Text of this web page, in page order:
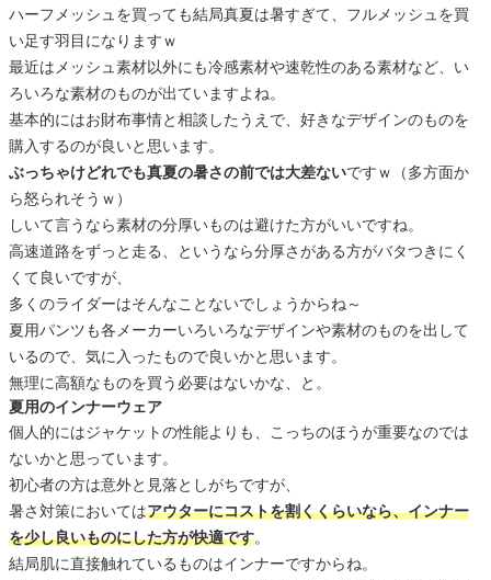
ハーフメッシュを買っても結局真夏は暑すぎて、フルメッシュを買
い足す羽目になりますｗ
最近はメッシュ素材以外にも冷感素材や速乾性のある素材など、い
ろいろな素材のものが出ていますよね。
基本的にはお財布事情と相談したうえで、好きなデザインのものを
購入するのが良いと思います。
ぶっちゃけどれでも真夏の暑さの前では大差ないですｗ（多方面か
ら怒られそうｗ）
しいて言うなら素材の分厚いものは避けた方がいいですね。
高速道路をずっと走る、というなら分厚さがある方がバタつきにく
くて良いですが、
多くのライダーはそんなことないでしょうからね～
夏用パンツも各メーカーいろいろなデザインや素材のものを出して
いるので、気に入ったもので良いかと思います。
無理に高額なものを買う必要はないかな、と。
夏用のインナーウェア
個人的にはジャケットの性能よりも、こっちのほうが重要なのでは
ないかと思っています。
初心者の方は意外と見落としがちですが、
暑さ対策においてはアウターにコストを割くくらいなら、インナー
を少し良いものにした方が快適です。
結局肌に直接触れているものはインナーですからね。